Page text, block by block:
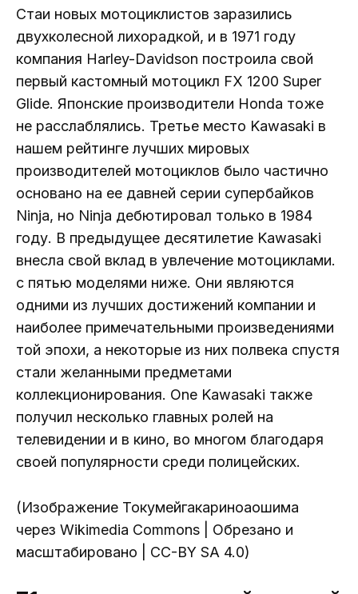
Стаи новых мотоциклистов заразились
двухколесной лихорадкой, и в 1971 году
компания Harley-Davidson построила свой
первый кастомный мотоцикл FX 1200 Super
Glide. Японские производители Honda тоже
не расслаблялись. Третье место Kawasaki в
нашем рейтинге лучших мировых
производителей мотоциклов было частично
основано на ее давней серии супербайков
Ninja, но Ninja дебютировал только в 1984
году. В предыдущее десятилетие Kawasaki
внесла свой вклад в увлечение мотоциклами.
с пятью моделями ниже. Они являются
одними из лучших достижений компании и
наиболее примечательными произведениями
той эпохи, а некоторые из них полвека спустя
стали желанными предметами
коллекционирования. One Kawasaki также
получил несколько главных ролей на
телевидении и в кино, во многом благодаря
своей популярности среди полицейских.
(Изображение Токумейгакариноаошима
через Wikimedia Commons | Обрезано и
масштабировано | CC-BY SA 4.0)